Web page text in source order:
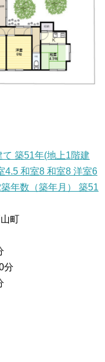
築51年(地上1階建
4.5 和室8 和室8 洋室6
年数（築年月） 築51
町
分